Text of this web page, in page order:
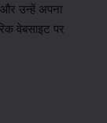
और उन्हें अपना
वेबसाइट पर